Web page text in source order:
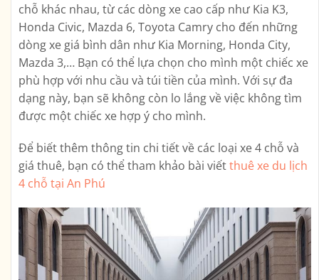
chỗ khác nhau, từ các dòng xe cao cấp như Kia K3,
Honda Civic, Mazda 6, Toyota Camry cho đến những
dòng xe giá bình dân như Kia Morning, Honda City,
Mazda 3,… Bạn có thể lựa chọn cho mình một chiếc xe
phù hợp với nhu cầu và túi tiền của mình. Với sự đa
dạng này, bạn sẽ không còn lo lắng về việc không tìm
được một chiếc xe hợp ý cho mình.
Để biết thêm thông tin chi tiết về các loại xe 4 chỗ và
giá thuê, bạn có thể tham khảo bài viếtthuê xe du lịch
4 chỗ tại An Phú